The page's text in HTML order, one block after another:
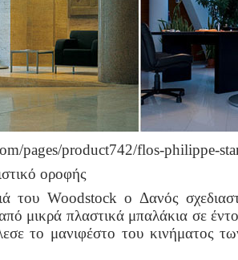
pages/product742/flos-philippe-
οροφής
του Woodstock ο Δανός
μικρά πλαστικά μπαλάκια σε
το μανιφέστο του κινήματος